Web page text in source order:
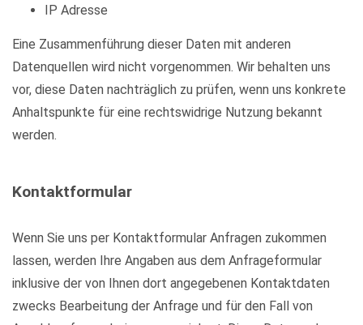
IP Adresse
Eine Zusammenführung dieser Daten mit anderen
Datenquellen wird nicht vorgenommen. Wir behalten uns
vor, diese Daten nachträglich zu prüfen, wenn uns konkrete
Anhaltspunkte für eine rechtswidrige Nutzung bekannt
werden.
Kontaktformular
Wenn Sie uns per Kontaktformular Anfragen zukommen
lassen, werden Ihre Angaben aus dem Anfrageformular
inklusive der von Ihnen dort angegebenen Kontaktdaten
zwecks Bearbeitung der Anfrage und für den Fall von